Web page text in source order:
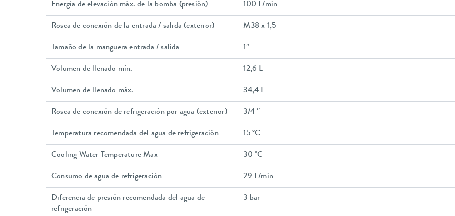
Energía de elevación máx. de la bomba (presión) 100 L/min
Rosca de conexión de la entrada / salida (exterior) M38 x 1,5
Tamaño de la manguera entrada / salida 1″
Volumen de llenado mín. 12,6 L
Volumen de llenado máx. 34,4 L
Rosca de conexión de refrigeración por agua (exterior) 3/4 ″
Temperatura recomendada del agua de refrigeración 15 °C
Cooling Water Temperature Max 30 °C
Consumo de agua de refrigeración 29 L/min
Diferencia de presión recomendada del agua de
refrigeración
3 bar